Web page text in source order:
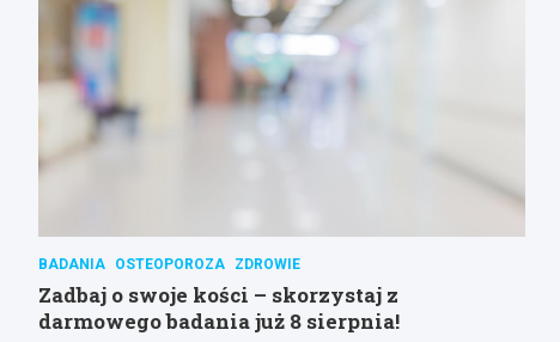
BADANIA OSTEOPOROZA ZDROWIE
Zadbaj o swoje kości – skorzystaj z
darmowego badania już 8 sierpnia!